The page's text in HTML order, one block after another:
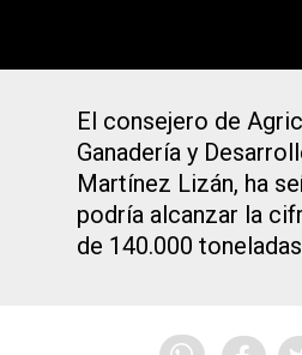
El consejero de
Ganadería y
Martínez Lizán, ha
podría alcanzar la
de 140.000 toneladas